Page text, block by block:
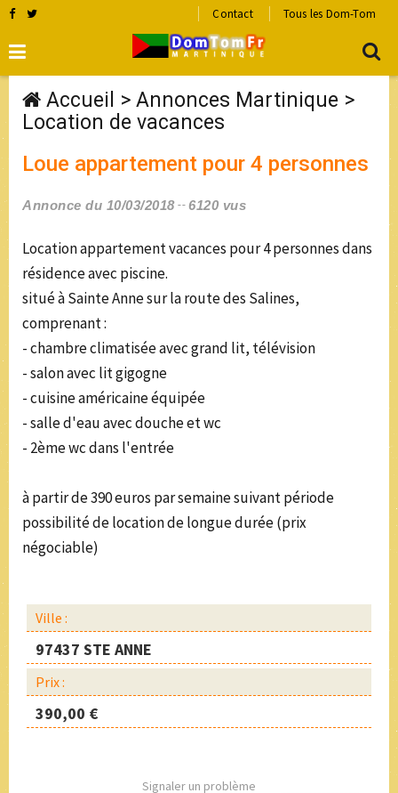
Contact Tous les Dom-Tom
Accueil > Annonces Martinique >
Location de vacances
Loue appartement pour 4 personnes
Annonce du 10/03/2018 6120 vus
Location appartement vacances pour 4 personnes dans
résidence avec piscine.
situé à Sainte Anne sur la route des Salines,
comprenant :
- chambre climatisée avec grand lit, télévision
- salon avec lit gigogne
- cuisine américaine équipée
- salle d'eau avec douche et wc
- 2ème wc dans l'entrée
à partir de 390 euros par semaine suivant période
possibilité de location de longue durée (prix
négociable)
Ville :
97437 STE ANNE
Prix :
390,00 €
Signaler un problème